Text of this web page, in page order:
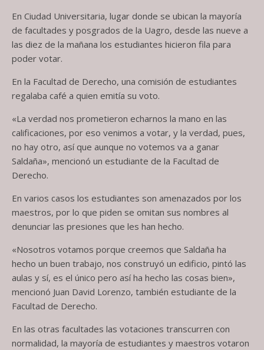
En Ciudad Universitaria, lugar donde se ubican la mayoría
de facultades y posgrados de la Uagro, desde las nueve a
las diez de la mañana los estudiantes hicieron fila para
poder votar.
En la Facultad de Derecho, una comisión de estudiantes
regalaba café a quien emitía su voto.
«La verdad nos prometieron echarnos la mano en las
calificaciones, por eso venimos a votar, y la verdad, pues,
no hay otro, así que aunque no votemos va a ganar
Saldaña», mencionó un estudiante de la Facultad de
Derecho.
En varios casos los estudiantes son amenazados por los
maestros, por lo que piden se omitan sus nombres al
denunciar las presiones que les han hecho.
«Nosotros votamos porque creemos que Saldaña ha
hecho un buen trabajo, nos construyó un edificio, pintó las
aulas y sí, es el único pero así ha hecho las cosas bien»,
mencionó Juan David Lorenzo, también estudiante de la
Facultad de Derecho.
En las otras facultades las votaciones transcurren con
normalidad, la mayoría de estudiantes y maestros votaron